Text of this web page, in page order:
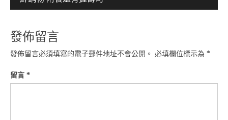
發佈留言
發佈留言必須填寫的電子郵件地址不會公開。 必填欄位標示為 *
留言 *